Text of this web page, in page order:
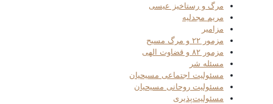
مرگ و رستاخیز عیسی
مریم مجدلیه
مزامیر
مزمور ۲۲ و مرگ مسیح
مزمور ۸۲ و قضاوت الهی
مسئله شر
مسئولیت اجتماعی مسیحیان
مسئولیت روحانی مسیحیان
مسئولیت‌پذیری